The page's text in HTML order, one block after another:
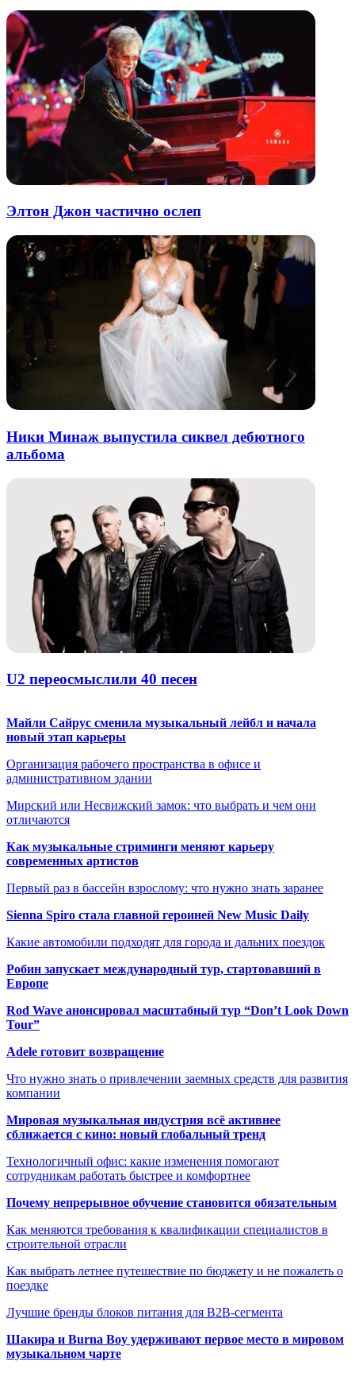
Элтон Джон частично ослеп
Ники Минаж выпустила сиквел дебютного
альбома
U2 переосмыслили 40 песен
Майли Сайрус сменила музыкальный лейбл и начала
новый этап карьеры
Организация рабочего пространства в офисе и
административном здании
Мирский или Несвижский замок: что выбрать и чем они
отличаются
Как музыкальные стриминги меняют карьеру
современных артистов
Первый раз в бассейн взрослому: что нужно знать заранее
Sienna Spiro стала главной героиней New Music Daily
Какие автомобили подходят для города и дальних поездок
Робин запускает международный тур, стартовавший в
Европе
Rod Wave анонсировал масштабный тур “Don’t Look Down
Tour”
Adele готовит возвращение
Что нужно знать о привлечении заемных средств для развития
компании
Мировая музыкальная индустрия всё активнее
сближается с кино: новый глобальный тренд
Технологичный офис: какие изменения помогают
сотрудникам работать быстрее и комфортнее
Почему непрерывное обучение становится обязательным
Как меняются требования к квалификации специалистов в
строительной отрасли
Как выбрать летнее путешествие по бюджету и не пожалеть о
поездке
Лучшие бренды блоков питания для B2B-сегмента
Шакира и Burna Boy удерживают первое место в мировом
музыкальном чарте